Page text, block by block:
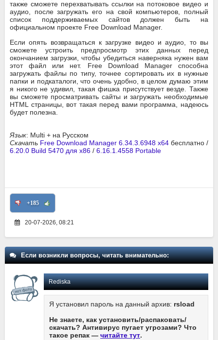
также сможете перехватывать ссылки на потоковое видео и
аудио, после загружать его на свой компьютеров, полный
список поддерживаемых сайтов должен быть на
официальном проекте Free Download Manager.
Если опять возвращаться к загрузке видео и аудио, то вы
сможете устроить предпросмотр этих данных перед
окончанием загрузки, чтобы убедиться наверняка нужен вам
этот файл или нет. Free Download Manager способна
загружать файлы по типу, точнее сортировать их в нужные
папки и подкаталоги, что очень удобно, в целом думаю этим
я никого не удивил, такая фишка присутствует везде. Также
вы сможете просматривать сайты и загружать необходимые
HTML страницы, вот такая перед вами программа, надеюсь
будет полезна.
Язык: Multi + на Русском
Скачать Free Download Manager 6.34.3.6948 x64 бесплатно /
6.20.0 Build 5470 для x86 / 6.16.1.4558 Portable
+185
20-07-2026, 08:21
Если возникли вопросы, читать внимательно:
Rediska
Я установил пароль на данный архив: rsload
Не знаете, как установить/распаковать/
скачать? Антивирус пугает угрозами? Что
такое репак — читайте тут.